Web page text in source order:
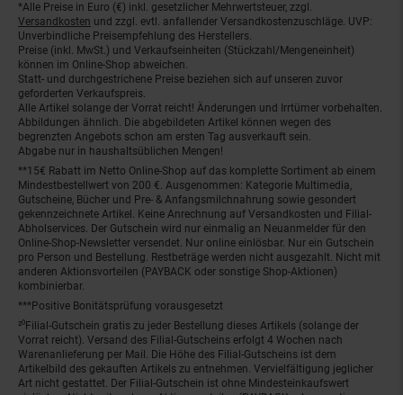
Fußnoten
*Alle Preise in Euro (€) inkl. gesetzlicher Mehrwertsteuer, zzgl.
Versandkosten und zzgl. evtl. anfallender Versandkostenzuschläge. UVP:
Unverbindliche Preisempfehlung des Herstellers.
Preise (inkl. MwSt.) und Verkaufseinheiten (Stückzahl/Mengeneinheit)
können im Online-Shop abweichen.
Statt- und durchgestrichene Preise beziehen sich auf unseren zuvor
geforderten Verkaufspreis.
Alle Artikel solange der Vorrat reicht! Änderungen und Irrtümer vorbehalten.
Abbildungen ähnlich. Die abgebildeten Artikel können wegen des
begrenzten Angebots schon am ersten Tag ausverkauft sein.
Abgabe nur in haushaltsüblichen Mengen!
**15€ Rabatt im Netto Online-Shop auf das komplette Sortiment ab einem
Mindestbestellwert von 200 €. Ausgenommen: Kategorie Multimedia,
Gutscheine, Bücher und Pre- & Anfangsmilchnahrung sowie gesondert
gekennzeichnete Artikel. Keine Anrechnung auf Versandkosten und Filial-
Abholservices. Der Gutschein wird nur einmalig an Neuanmelder für den
Online-Shop-Newsletter versendet. Nur online einlösbar. Nur ein Gutschein
pro Person und Bestellung. Restbeträge werden nicht ausgezahlt. Nicht mit
anderen Aktionsvorteilen (PAYBACK oder sonstige Shop-Aktionen)
kombinierbar.
***Positive Bonitätsprüfung vorausgesetzt
²⁰Filial-Gutschein gratis zu jeder Bestellung dieses Artikels (solange der
Vorrat reicht). Versand des Filial-Gutscheins erfolgt 4 Wochen nach
Warenanlieferung per Mail. Die Höhe des Filial-Gutscheins ist dem
Artikelbild des gekauften Artikels zu entnehmen. Vervielfältigung jeglicher
Art nicht gestattet. Der Filial-Gutschein ist ohne Mindesteinkaufswert